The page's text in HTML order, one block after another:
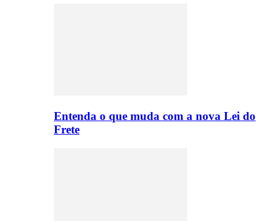
Entenda o que muda com a nova Lei do
Frete